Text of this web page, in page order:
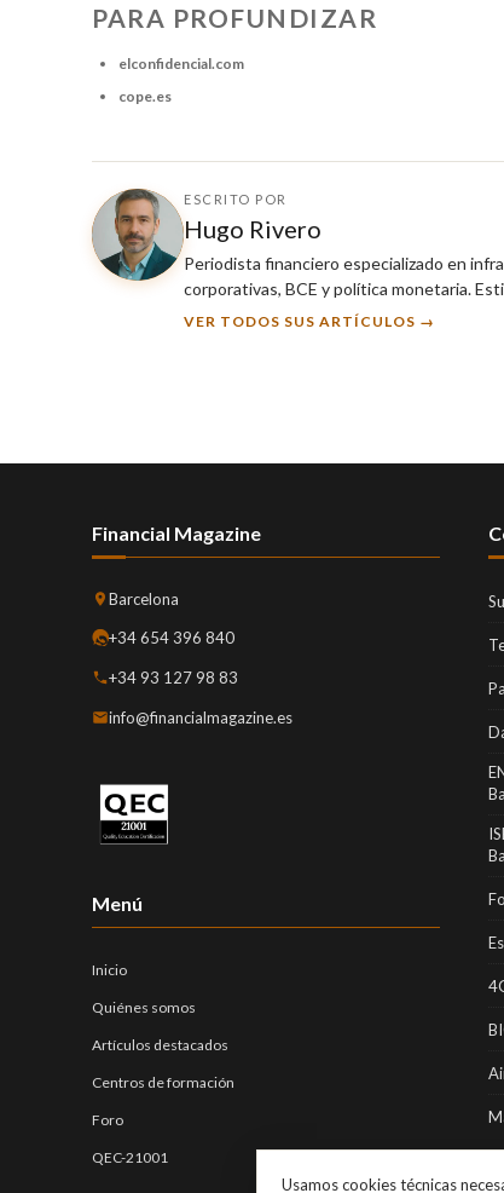
PARA PROFUNDIZAR
elconfidencial.com
cope.es
ESCRITO POR
Hugo Rivero
Periodista financiero especializado en
corporativas, BCE y política monetaria.
VER TODOS SUS ARTÍCULOS →
Financial Magazine
Barcelona
+34 654 396 840
+34 93 127 98 83
info@financialmagazine.es
Menú
Inicio
Quiénes somos
Artículos destacados
Centros de formación
Foro
QEC-21001
Usamos cookies técnicas